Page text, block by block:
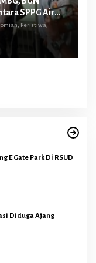
SPPG Air
Peristiwa,
E Gate Park Di RSUD
Diduga Ajang